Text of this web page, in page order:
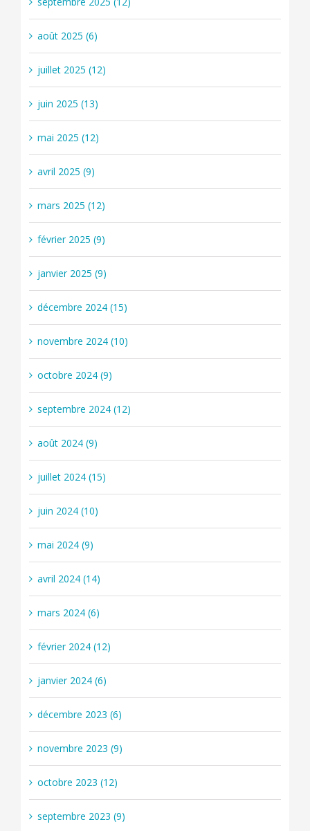
août 2025 (6)
juillet 2025 (12)
juin 2025 (13)
mai 2025 (12)
avril 2025 (9)
mars 2025 (12)
février 2025 (9)
janvier 2025 (9)
décembre 2024 (15)
novembre 2024 (10)
octobre 2024 (9)
septembre 2024 (12)
août 2024 (9)
juillet 2024 (15)
juin 2024 (10)
mai 2024 (9)
avril 2024 (14)
mars 2024 (6)
février 2024 (12)
janvier 2024 (6)
décembre 2023 (6)
novembre 2023 (9)
octobre 2023 (12)
septembre 2023 (9)